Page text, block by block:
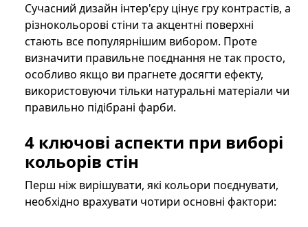
Сучасний дизайн інтер'єру цінує гру контрастів, а
різнокольорові стіни та акцентні поверхні
стають все популярнішим вибором. Проте
визначити правильне поєднання не так просто,
особливо якщо ви прагнете досягти ефекту,
використовуючи тільки натуральні матеріали чи
правильно підібрані фарби.
4 ключові аспекти при виборі
кольорів стін
Перш ніж вирішувати, які кольори поєднувати,
необхідно врахувати чотири основні фактори: